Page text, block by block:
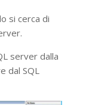
si cerca di
server dalla
dal SQL